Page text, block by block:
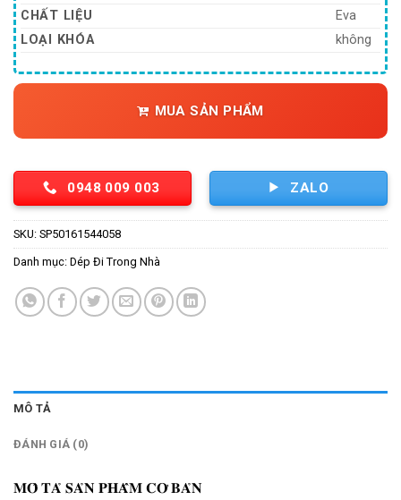
CHẤT LIỆU
Eva
LOẠI KHÓA
không
MUA SẢN PHẨM
0948 009 003 ZALO
SKU: SP50161544058
Danh mục: Dép Đi Trong Nhà
MÔ TẢ
ĐÁNH GIÁ (0)
𝐌𝐎̂ 𝐓𝐀̉ 𝐒𝐀̉𝐍 𝐏𝐇𝐀̂̉𝐌 𝐂𝐎̛ 𝐁𝐀̉𝐍